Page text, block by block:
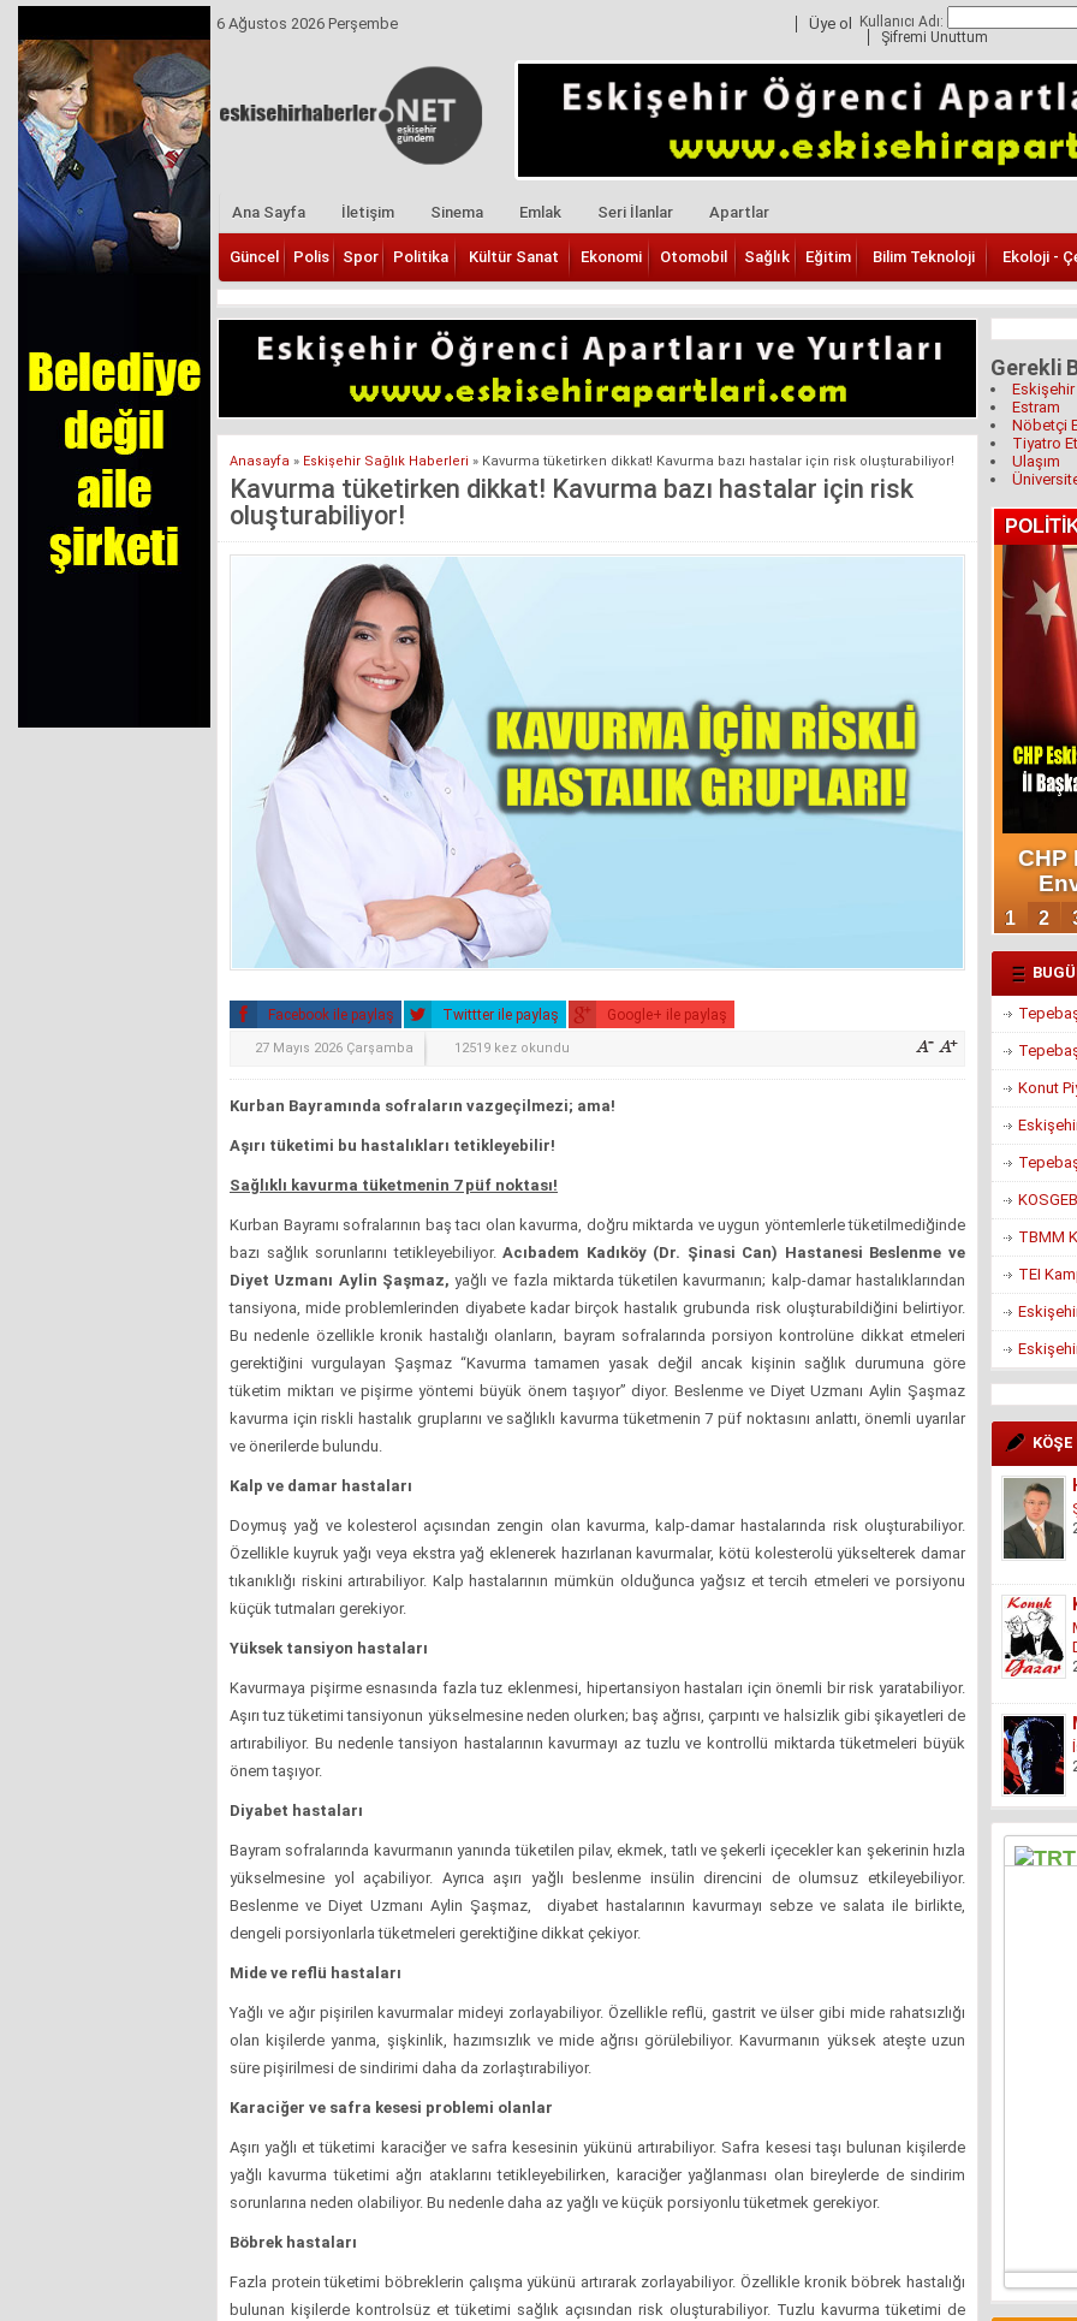
6 Ağustos 2026 Perşembe Üye ol Kullanıcı Adı:
Şifremi Unuttum
Ana Sayfa İletişim Sinema Emlak Seri İlanlar Apartlar
Güncel Polis Spor Politika Kültür Sanat Ekonomi Otomobil Sağlık Eğitim Bilim Teknoloji Ekoloji -
Anasayfa » Eskişehir Sağlık Haberleri » Kavurma tüketirken dikkat! Kavurma bazı hastalar için risk oluşturabiliyor!
Kavurma tüketirken dikkat! Kavurma bazı hastalar için risk
oluşturabiliyor!
Facebook ile paylaş Twittter ile paylaş Google+ ile paylaş
27 Mayıs 2026 Çarşamba 12519 kez okundu
Kurban Bayramında sofraların vazgeçilmezi; ama!
Aşırı tüketimi bu hastalıkları tetikleyebilir!
Sağlıklı kavurma tüketmenin 7 püf noktası!
Kurban Bayramı sofralarının baş tacı olan kavurma, doğru miktarda ve uygun yöntemlerle tüketilmediğinde
bazı sağlık sorunlarını tetikleyebiliyor.Acıbadem Kadıköy (Dr. Şinasi Can) Hastanesi Beslenme ve
Diyet Uzmanı Aylin Şaşmaz,yağlı ve fazla miktarda tüketilen kavurmanın; kalp-damar hastalıklarından
tansiyona, mide problemlerinden diyabete kadar birçok hastalık grubunda risk oluşturabildiğini belirtiyor.
Bu nedenle özellikle kronik hastalığı olanların, bayram sofralarında porsiyon kontrolüne dikkat etmeleri
gerektiğini vurgulayan Şaşmaz “Kavurma tamamen yasak değil ancak kişinin sağlık durumuna göre
tüketim miktarı ve pişirme yöntemi büyük önem taşıyor” diyor. Beslenme ve Diyet Uzmanı Aylin Şaşmaz
kavurma için riskli hastalık gruplarını ve sağlıklı kavurma tüketmenin 7 püf noktasını anlattı, önemli uyarılar
ve önerilerde bulundu.
Kalp ve damar hastaları
Doymuş yağ ve kolesterol açısından zengin olan kavurma, kalp-damar hastalarında risk oluşturabiliyor.
Özellikle kuyruk yağı veya ekstra yağ eklenerek hazırlanan kavurmalar, kötü kolesterolü yükselterek damar
tıkanıklığı riskini artırabiliyor. Kalp hastalarının mümkün olduğunca yağsız et tercih etmeleri ve porsiyonu
küçük tutmaları gerekiyor.
Yüksek tansiyon hastaları
Kavurmaya pişirme esnasında fazla tuz eklenmesi, hipertansiyon hastaları için önemli bir risk yaratabiliyor.
Aşırı tuz tüketimi tansiyonun yükselmesine neden olurken; baş ağrısı, çarpıntı ve halsizlik gibi şikayetleri de
artırabiliyor. Bu nedenle tansiyon hastalarının kavurmayı az tuzlu ve kontrollü miktarda tüketmeleri büyük
önem taşıyor.
Diyabet hastaları
Bayram sofralarında kavurmanın yanında tüketilen pilav, ekmek, tatlı ve şekerli içecekler kan şekerinin hızla
yükselmesine yol açabiliyor. Ayrıca aşırı yağlı beslenme insülin direncini de olumsuz etkileyebiliyor.
Beslenme ve Diyet Uzmanı Aylin Şaşmaz, diyabet hastalarının kavurmayı sebze ve salata ile birlikte,
dengeli porsiyonlarla tüketmeleri gerektiğine dikkat çekiyor.
Mide ve reflü hastaları
Yağlı ve ağır pişirilen kavurmalar mideyi zorlayabiliyor. Özellikle reflü, gastrit ve ülser gibi mide rahatsızlığı
olan kişilerde yanma, şişkinlik, hazımsızlık ve mide ağrısı görülebiliyor. Kavurmanın yüksek ateşte uzun
süre pişirilmesi de sindirimi daha da zorlaştırabiliyor.
Karaciğer ve safra kesesi problemi olanlar
Aşırı yağlı et tüketimi karaciğer ve safra kesesinin yükünü artırabiliyor. Safra kesesi taşı bulunan kişilerde
yağlı kavurma tüketimi ağrı ataklarını tetikleyebilirken, karaciğer yağlanması olan bireylerde de sindirim
sorunlarına neden olabiliyor. Bu nedenle daha az yağlı ve küçük porsiyonlu tüketmek gerekiyor.
Böbrek hastaları
Fazla protein tüketimi böbreklerin çalışma yükünü artırarak zorlayabiliyor. Özellikle kronik böbrek hastalığı
bulunan kişilerde kontrolsüz et tüketimi sağlık açısından risk oluşturabiliyor. Tuzlu kavurma tüketimi de
Gerekli
Estram
Nöbetçi
Tiyatro
Ulaşım
Konut
TBMM
TEI